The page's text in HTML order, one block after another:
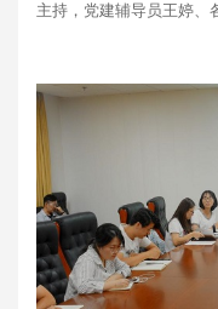
主持，党建辅导员王婷、